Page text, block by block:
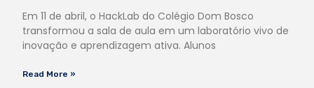
Em 11 de abril, o HackLab do Colégio Dom Bosco
transformou a sala de aula em um laboratório vivo de
inovação e aprendizagem ativa. Alunos
Read More »